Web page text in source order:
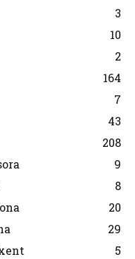
3
10
2
164
7
43
208
9
8
20
29
5